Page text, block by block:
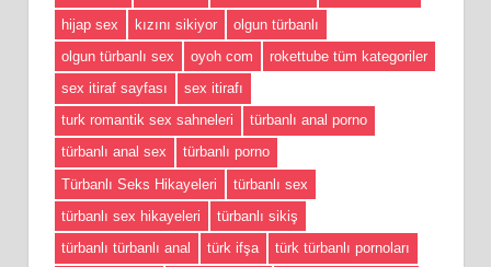
hijap sex
kızını sikiyor
olgun türbanlı
olgun türbanlı sex
oyoh com
rokettube tüm kategoriler
sex itiraf sayfası
sex itirafı
turk romantik sex sahneleri
türbanlı anal porno
türbanlı anal sex
türbanlı porno
Türbanlı Seks Hikayeleri
türbanlı sex
türbanlı sex hikayeleri
türbanlı sikiş
türbanlı türbanlı anal
türk ifşa türk türbanlı pornoları